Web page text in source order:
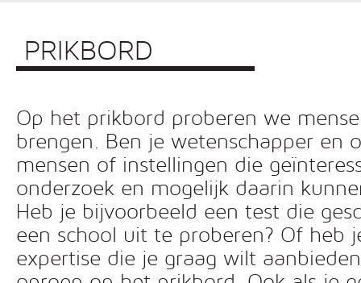
PRIKBORD
Op het prikbord proberen we
brengen. Ben je wetenschapper en
mensen of instellingen die
onderzoek en mogelijk daarin
Heb je bijvoorbeeld een test die
een school uit te proberen? Of heb
expertise die je graag wilt